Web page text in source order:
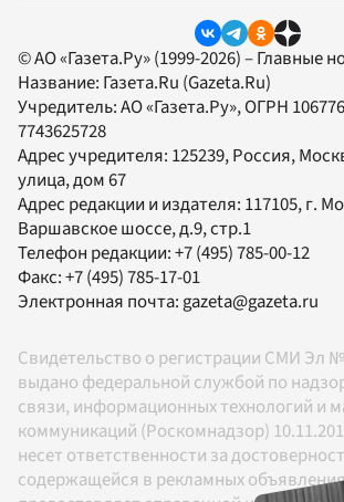
© АО «Газета.Ру» (1999-2026) – Главные
Название: Газета.Ru (Gazeta.Ru)
Учредитель:АО «Газета.Ру», ОГРН
7743625728
Адрес учредителя: 125239, Россия,
улица, дом 67
Адрес редакции и издателя: 117105, г.
Варшавское шоссе, д.9, стр.1
Телефон редакции:+7 (495) 785-00-12
Факс:+7 (495) 785-17-01
Электронная почта:gazeta@gazeta.ru
Свидетельство о регистрации СМИ Эл
выдано федеральной службой по
связи, информационных технологий и
коммуникаций (Роскомнадзор)
несет ответственности за
содержащейся в рекламных